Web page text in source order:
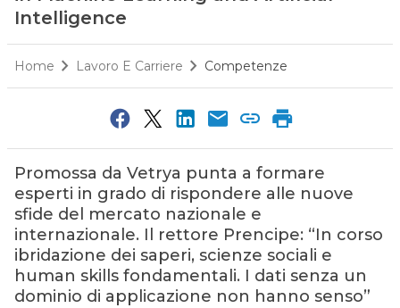
Intelligence
Home Lavoro E Carriere Competenze
Promossa da Vetrya punta a formare
esperti in grado di rispondere alle nuove
sfide del mercato nazionale e
internazionale. Il rettore Prencipe: “In corso
ibridazione dei saperi, scienze sociali e
human skills fondamentali. I dati senza un
dominio di applicazione non hanno senso”